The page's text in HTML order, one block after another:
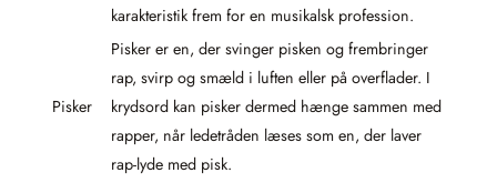
karakteristik frem for en musikalsk profession.
Pisker
Pisker er en, der svinger pisken og frembringer
rap, svirp og smæld i luften eller på overflader. I
krydsord kan pisker dermed hænge sammen med
rapper, når ledetråden læses som en, der laver
rap-lyde med pisk.